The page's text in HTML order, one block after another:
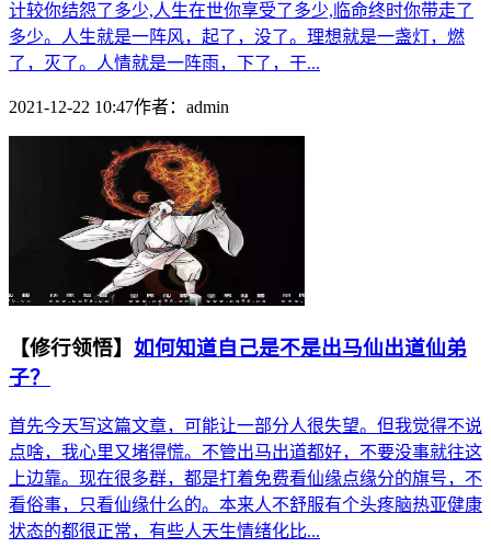
计较你结怨了多少,人生在世你享受了多少,临命终时你带走了
多少。人生就是一阵风，起了，没了。理想就是一盏灯，燃
了，灭了。人情就是一阵雨，下了，干...
2021-12-22 10:47作者： admin
【修行领悟】 如何知道自己是不是出马仙出道仙弟
子？
首先今天写这篇文章，可能让一部分人很失望。但我觉得不说
点啥，我心里又堵得慌。不管出马出道都好，不要没事就往这
上边靠。现在很多群，都是打着免费看仙缘点缘分的旗号，不
看俗事，只看仙缘什么的。本来人不舒服有个头疼脑热亚健康
状态的都很正常，有些人天生情绪化比...